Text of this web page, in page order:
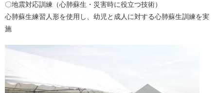
〇地震対応訓練（心肺蘇生・災害時に役立つ技術）
心肺蘇生練習人形を使用し、幼児と成人に対する心肺蘇生訓練を実
施